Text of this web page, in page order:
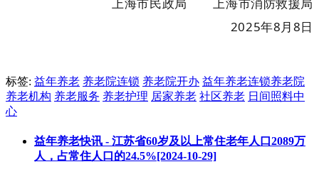
2025年8月8日
标签: 益年养老 养老院连锁 养老院开办 益年养老连锁养老院
养老机构 养老服务 养老护理 居家养老 社区养老 日间照料中
心
益年养老快讯 - 江苏省60岁及以上常住老年人口2089万
人，占常住人口的24.5%[2024-10-29]